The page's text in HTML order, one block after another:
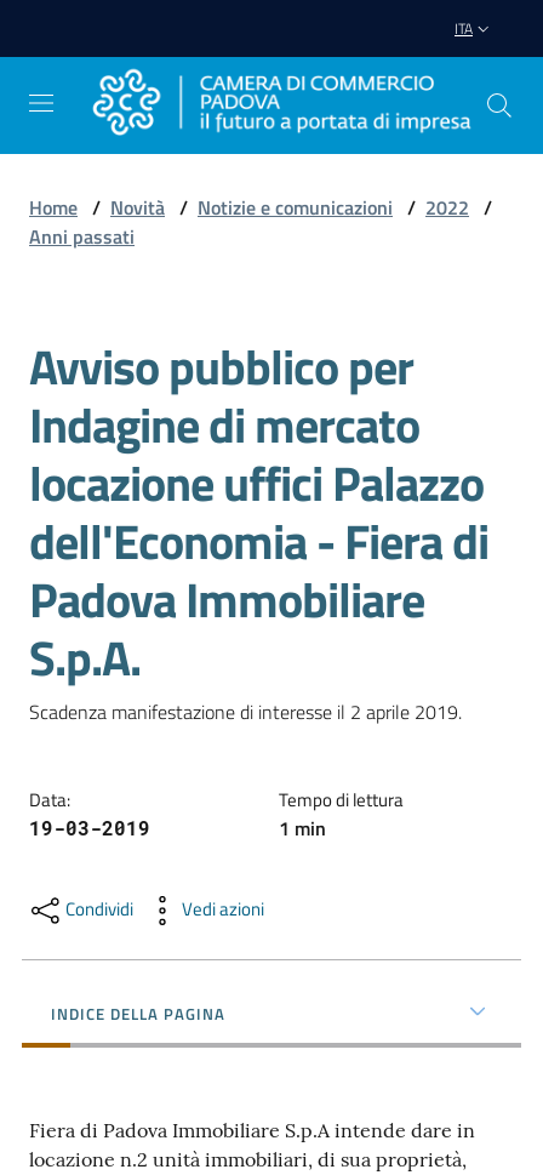
ITA
Avviare
Gestire
Impresa
Promuovere
Impresa
e
territorio
Tutelare
Impresa
Digitale
Camera
Home / Novità / Notizie e comunicazioni / 2022 /
Anni passati
Salta al contenuto
Avviso pubblico per
Indagine di mercato
locazione uffici Palazzo
dell'Economia - Fiera di
Padova Immobiliare
S.p.A.
Scadenza manifestazione di interesse il 2 aprile 2019.
Data:
19-03-2019
Tempo di lettura
1 min
Condividi Vedi azioni
INDICE DELLA PAGINA
Fiera di Padova Immobiliare S.p.A intende dare in
locazione n.2 unità immobiliari, di sua proprietà,